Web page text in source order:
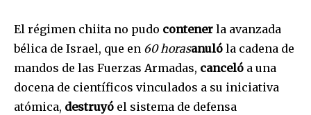
El régimen chiita no pudo contener la avanzada
bélica de Israel, que en 60 horasanuló la cadena de
mandos de las Fuerzas Armadas, canceló a una
docena de científicos vinculados a su iniciativa
atómica, destruyó el sistema de defensa